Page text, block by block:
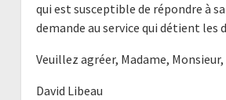
qui est susceptible de répondre à
demande au service qui détient les
Veuillez agréer, Madame,
David Libeau